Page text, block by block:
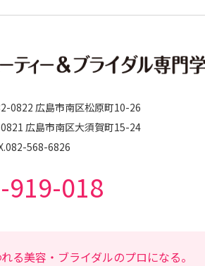
0822 広島市南区松原町10-26
0821 広島市南区大須賀町15-24
082-568-6826
919-018
る美容・ブライダルのプロになる。